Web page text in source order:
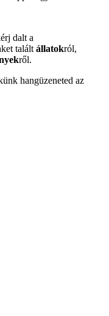
dalt a
talált állatokról,
ről.
hangüzeneted az